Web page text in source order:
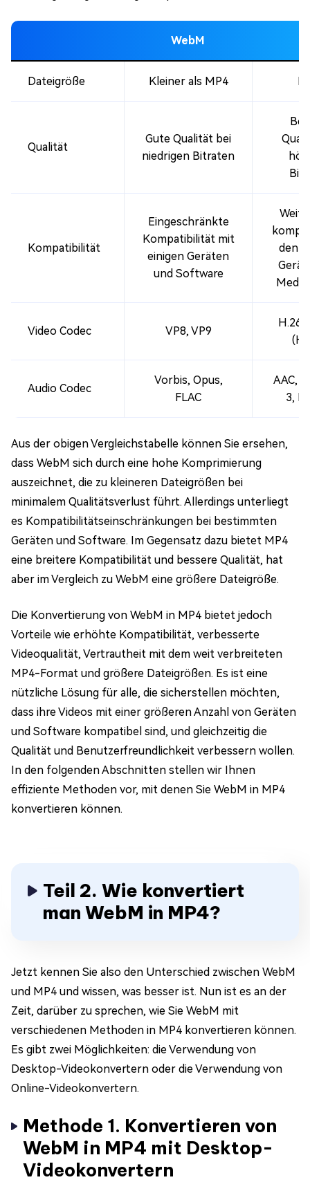
WebM
Dateigröße Kleiner als MP4
Qualität
Gute Qualität bei
niedrigen Bitraten
Kompatibilität
Eingeschränkte
Kompatibilität mit
einigen Geräten
und Software
den
Video Codec VP8, VP9
Audio Codec
Vorbis, Opus,
FLAC
AAC,
3,
Aus der obigen Vergleichstabelle können Sie ersehen,
dass WebM sich durch eine hohe Komprimierung
auszeichnet, die zu kleineren Dateigrößen bei
minimalem Qualitätsverlust führt. Allerdings unterliegt
es Kompatibilitätseinschränkungen bei bestimmten
Geräten und Software. Im Gegensatz dazu bietet MP4
eine breitere Kompatibilität und bessere Qualität, hat
aber im Vergleich zu WebM eine größere Dateigröße.
Die Konvertierung von WebM in MP4 bietet jedoch
Vorteile wie erhöhte Kompatibilität, verbesserte
Videoqualität, Vertrautheit mit dem weit verbreiteten
MP4-Format und größere Dateigrößen. Es ist eine
nützliche Lösung für alle, die sicherstellen möchten,
dass ihre Videos mit einer größeren Anzahl von Geräten
und Software kompatibel sind, und gleichzeitig die
Qualität und Benutzerfreundlichkeit verbessern wollen.
In den folgenden Abschnitten stellen wir Ihnen
effiziente Methoden vor, mit denen Sie WebM in MP4
konvertieren können.
Teil 2. Wie konvertiert
man WebM in MP4?
Jetzt kennen Sie also den Unterschied zwischen WebM
und MP4 und wissen, was besser ist. Nun ist es an der
Zeit, darüber zu sprechen, wie Sie WebM mit
verschiedenen Methoden in MP4 konvertieren können.
Es gibt zwei Möglichkeiten: die Verwendung von
Desktop-Videokonvertern oder die Verwendung von
Online-Videokonvertern.
Methode 1. Konvertieren von
WebM in MP4 mit Desktop-
Videokonvertern